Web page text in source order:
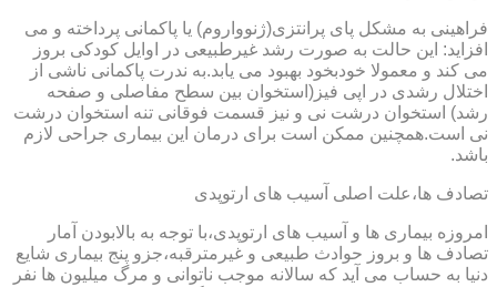
فراهینی به مشکل پای پرانتزی(ژنوواروم) یا پاکمانی پرداخته و می
افزاید: این حالت به صورت رشد غیرطبیعی در اوایل کودکی بروز
می کند و معمولا خودبخود بهبود می یابد.به ندرت پاکمانی ناشی از
اختلال رشدی در اپی فیز(استخوان بین سطح مفاصلی و صفحه
رشد) استخوان درشت نی و نیز قسمت فوقانی تنه استخوان درشت
نی است.همچنین ممکن است برای درمان این بیماری جراحی لازم
باشد.
تصادف ها،علت اصلی آسیب های ارتوپدی
امروزه بیماری ها و آسیب های ارتوپدی،با توجه به بالابودن آمار
تصادف ها و بروز حوادث طبیعی و غیرمترقبه،جزو پنج بیماری شایع
دنیا به حساب می آید که سالانه موجب ناتوانی و مرگ میلیون ها نفر